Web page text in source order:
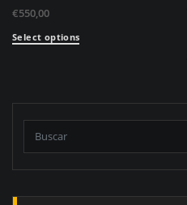
€550,00
Select options